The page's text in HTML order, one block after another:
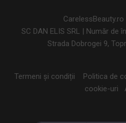
SC DAN ELIS SRL | Număr de
Strada Dobrogei 9,
Termeni și condiții Politica de
cookie-uri